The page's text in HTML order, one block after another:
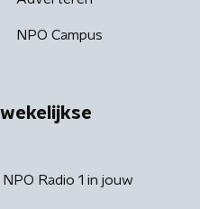
NPO Campus
Radio 1 in jouw